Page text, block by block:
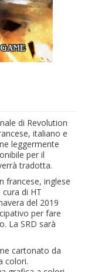
di Revolution
italiano e
leggermente
per il
tradotta.
francese, inglese
di HT
del 2019
per fare
La SRD sarà
cartonato da
colori.